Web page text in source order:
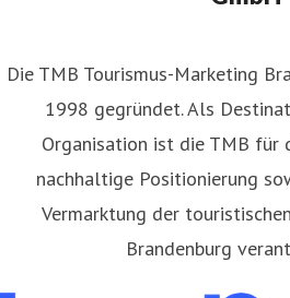
​Die TMB Tourismus-Marketing
1998 gegründet. Als
Organisation ist die TMB für
nachhaltige Positionierung
Vermarktung der
Brandenburg